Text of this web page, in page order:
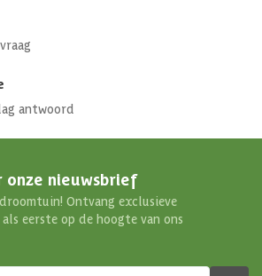
antwoord
onze nieuwsbrief
Ontvang exclusieve
eerste op de hoogte van ons